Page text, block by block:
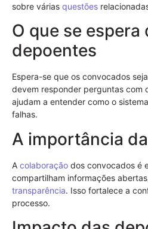
sobre várias questões
O que se espera
depoentes
Espera-se que os convocados
devem responder perguntas com
ajudam a entender como o
falhas.
A importância
A colaboração dos convocados é
compartilham informações
transparência. Isso fortalece a
processo.